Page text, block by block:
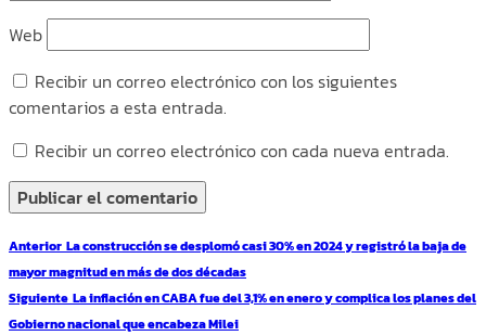
Web
Recibir un correo electrónico con los siguientes
comentarios a esta entrada.
Recibir un correo electrónico con cada nueva entrada.
Navegación
de
entradas
Anterior Entrada
anterior:
La construcción se desplomó casi 30% en 2024 y registró la baja de
mayor magnitud en más de dos décadas
Siguiente Entrada
siguiente:
La inflación en CABA fue del 3,1% en enero y complica los planes del
Gobierno nacional que encabeza Milei